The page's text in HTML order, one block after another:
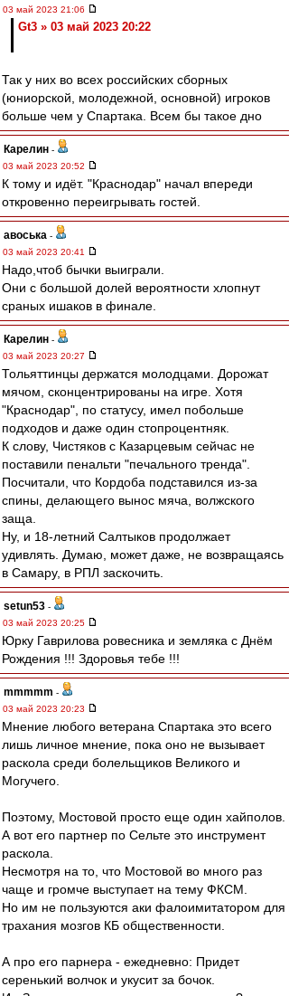
03 май 2023 21:06
Gt3 » 03 май 2023 20:22
Так у них во всех российских сборных
(юниорской, молодежной, основной) игроков
больше чем у Спартака. Всем бы такое дно
Карелин -
03 май 2023 20:52
К тому и идёт. "Краснодар" начал впереди
откровенно переигрывать гостей.
авоська -
03 май 2023 20:41
Надо,чтоб бычки выиграли.
Они с большой долей вероятности хлопнут
сраных ишаков в финале.
Карелин -
03 май 2023 20:27
Тольяттинцы держатся молодцами. Дорожат
мячом, сконцентрированы на игре. Хотя
"Краснодар", по статусу, имел побольше
подходов и даже один стопроцентняк.
К слову, Чистяков с Казарцевым сейчас не
поставили пенальти "печального тренда".
Посчитали, что Кордоба подставился из-за
спины, делающего вынос мяча, волжского
заща.
Ну, и 18-летний Салтыков продолжает
удивлять. Думаю, может даже, не возвращаясь
в Самару, в РПЛ заскочить.
setun53 -
03 май 2023 20:25
Юрку Гаврилова ровесника и земляка с Днём
Рождения !!! Здоровья тебе !!!
mmmmm -
03 май 2023 20:23
Мнение любого ветерана Спартака это всего
лишь личное мнение, пока оно не вызывает
раскола среди болельщиков Великого и
Могучего.
Поэтому, Мостовой просто еще один хайполов.
А вот его партнер по Сельте это инструмент
раскола.
Несмотря на то, что Мостовой во много раз
чаще и громче выступает на тему ФКСМ.
Но им не пользуются аки фалоимитатором для
трахания мозгов КБ общественности.
А про его парнера - ежедневно: Придет
серенький волчок и укусит за бочок.